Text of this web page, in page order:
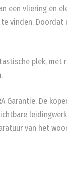
een vliering en
vinden.
plek, met
Garantie. De
van het